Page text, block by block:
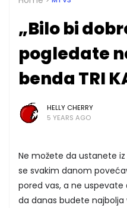
„Bilo bi
pogledate
benda TRI
HELLY CHERRY
5 YEARS AGO
Ne možete da ustanete
se svakim danom
pored vas, a ne
da danas budete najbolja